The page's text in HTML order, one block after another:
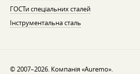
ГОСТи спеціальних сталей
Інструментальна сталь
© 2007–2026. Компанія «Auremo».